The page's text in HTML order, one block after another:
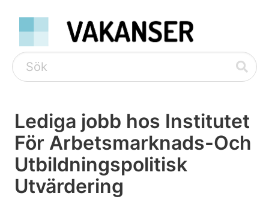
Lediga jobb hos Institutet
För Arbetsmarknads-Och
Utbildningspolitisk
Utvärdering